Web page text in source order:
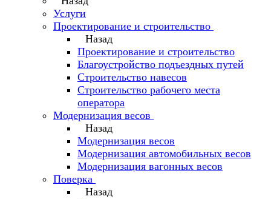
Услуги
Проектирование и строительство
Назад
Проектирование и строительство
Благоустройство подъездных путей
Строительство навесов
Строительство рабочего места
оператора
Модернизация весов
Назад
Модернизация весов
Модернизация автомобильных весов
Модернизация вагонных весов
Поверка
Назад